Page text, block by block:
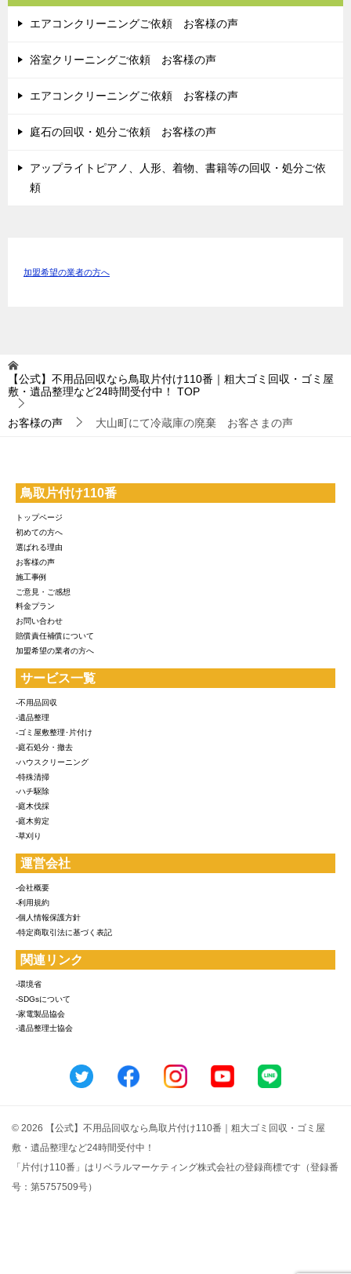
エアコンクリーニングご依頼 お客様の声
浴室クリーニングご依頼 お客様の声
エアコンクリーニングご依頼 お客様の声
庭石の回収・処分ご依頼 お客様の声
アップライトピアノ、人形、着物、書籍等の回収・処分ご依
頼
加盟希望の業者の方へ
【公式】不用品回収なら鳥取片付け110番｜粗大ゴミ回収・ゴミ屋
敷・遺品整理など24時間受付中！
TOP
お客様の声 大山町にて冷蔵庫の廃棄 お客さまの声
鳥取片付け110番
トップページ
初めての方へ
選ばれる理由
お客様の声
施工事例
ご意見・ご感想
料金プラン
お問い合わせ
賠償責任補償について
加盟希望の業者の方へ
サービス一覧
-不用品回収
-遺品整理
-ゴミ屋敷整理･片付け
-庭石処分・撤去
-ハウスクリーニング
-特殊清掃
-ハチ駆除
-庭木伐採
-庭木剪定
-草刈り
運営会社
-会社概要
-利用規約
-個人情報保護方針
-特定商取引法に基づく表記
関連リンク
-環境省
-SDGsについて
-家電製品協会
-遺品整理士協会
© 2026 【公式】不用品回収なら鳥取片付け110番｜粗大ゴミ回収・ゴミ屋
敷・遺品整理など24時間受付中！
「片付け110番」はリベラルマーケティング株式会社の登録商標です（登録番
号：第5757509号）